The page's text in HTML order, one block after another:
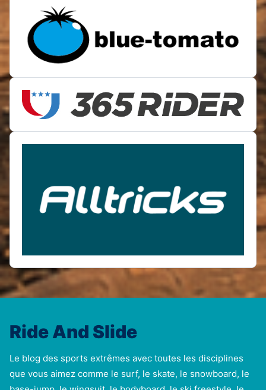
Ride And Slide
Le blog des sports extrêmes avec toutes les disciplines
que vous aimez comme le surf, le skate, le snowboard, le